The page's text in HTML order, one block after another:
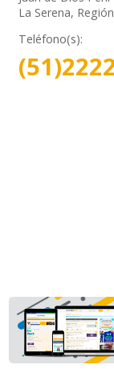
La Serena,
Teléfono(s):